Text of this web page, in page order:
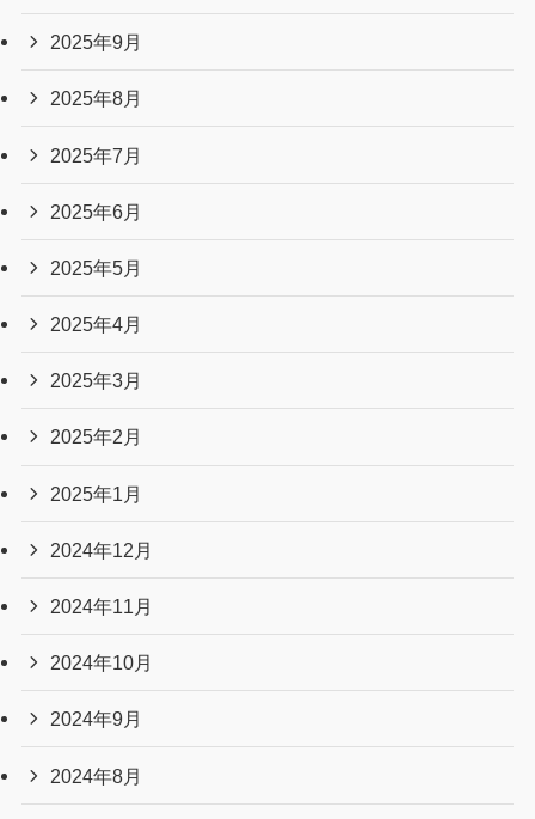
2025年9月
2025年8月
2025年7月
2025年6月
2025年5月
2025年4月
2025年3月
2025年2月
2025年1月
2024年12月
2024年11月
2024年10月
2024年9月
2024年8月